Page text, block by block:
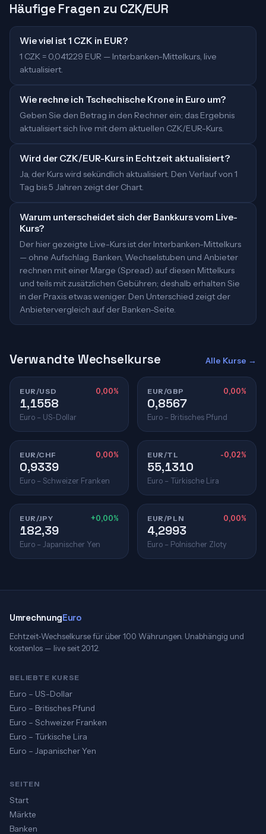
Häufige Fragen zu CZK/EUR
Wie viel ist 1 CZK in EUR?
1 CZK = 0,041229 EUR — Interbanken-Mittelkurs, live
aktualisiert.
Wie rechne ich Tschechische Krone in Euro um?
Geben Sie den Betrag in den Rechner ein; das Ergebnis
aktualisiert sich live mit dem aktuellen CZK/EUR-Kurs.
Wird der CZK/EUR-Kurs in Echtzeit aktualisiert?
Ja, der Kurs wird sekündlich aktualisiert. Den Verlauf von 1
Tag bis 5 Jahren zeigt der Chart.
Warum unterscheidet sich der Bankkurs vom Live-
Kurs?
Der hier gezeigte Live-Kurs ist der Interbanken-Mittelkurs
— ohne Aufschlag. Banken, Wechselstuben und Anbieter
rechnen mit einer Marge (Spread) auf diesen Mittelkurs
und teils mit zusätzlichen Gebühren; deshalb erhalten Sie
in der Praxis etwas weniger. Den Unterschied zeigt der
Anbietervergleich auf der Banken-Seite.
Verwandte Wechselkurse Alle Kurse →
EUR/USD 0,00%
1,1558
Euro – US-Dollar
EUR/GBP 0,00%
0,8567
Euro – Britisches Pfund
EUR/CHF 0,00%
0,9339
Euro – Schweizer Franken
EUR/TL -0,02%
55,1310
Euro – Türkische Lira
EUR/JPY +0,00%
182,39
Euro – Japanischer Yen
EUR/PLN 0,00%
4,2993
Euro – Polnischer Zloty
UmrechnungEuro
Echtzeit-Wechselkurse für über 100 Währungen. Unabhängig und
kostenlos — live seit 2012.
BELIEBTE KURSE
Euro – US-Dollar
Euro – Britisches Pfund
Euro – Schweizer Franken
Euro – Türkische Lira
Euro – Japanischer Yen
SEITEN
Start
Märkte
Banken